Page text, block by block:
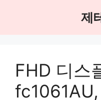
제
FHD 디스